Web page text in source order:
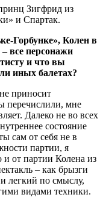
Зигфрид из
и Спартак.
Горбунке», Колен в
все персонажи
и что вы
иных балетах?
приносит
перечислили, мне
Далеко не во всех
состояние
сам от себя не в
партии, я
и от партии Колена из
– как брызги
легкий по смыслу,
видами техники.